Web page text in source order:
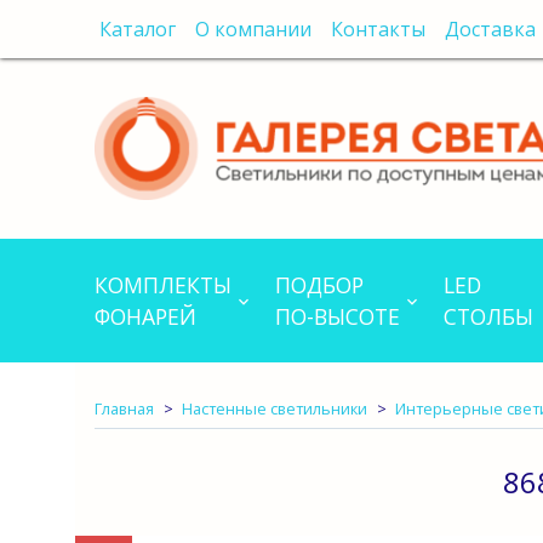
Каталог О компании Контакты Доставка
КОМПЛЕКТЫ
ФОНАРЕЙ
ПОДБОР
ПО-ВЫСОТЕ
LED
СТОЛБЫ
Главная Настенные светильники Интерьерные